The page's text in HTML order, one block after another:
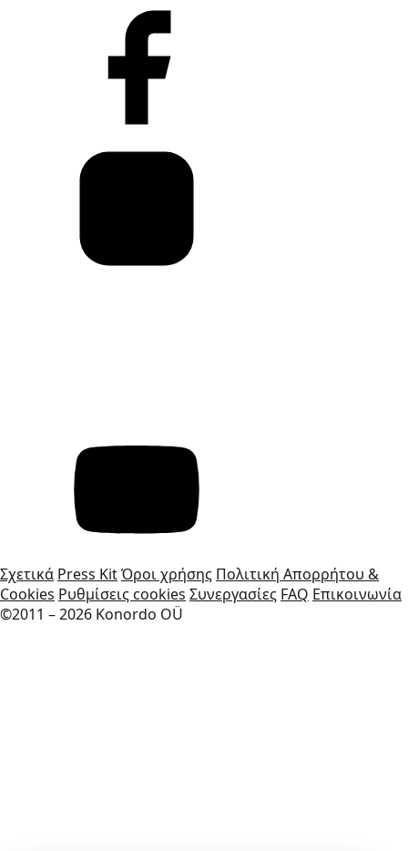
Σχετικά Press KitΌροι χρήσης Πολιτική Απορρήτου &
Cookies Ρυθμίσεις cookies Συνεργασίες FAQ Επικοινωνία
©2011 – 2026 Konordo OÜ